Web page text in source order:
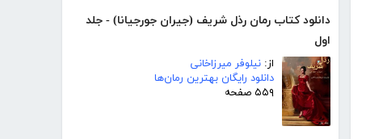
دانلود کتاب رمان رذل شریف (جیران جورجیانا) - جلد
اول
از: نیلوفر میرزاخانی
دانلود رایگان بهترین رمان‌ها
۵۵۹ صفحه